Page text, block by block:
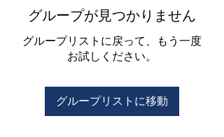
グループが見つかりません
グループリストに戻って、もう一度
お試しください。
グループリストに移動